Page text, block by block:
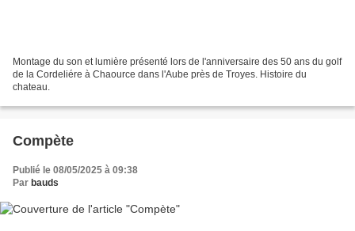
Montage du son et lumière présenté lors de l'anniversaire des 50 ans du golf
de la Cordeliére à Chaource dans l'Aube près de Troyes. Histoire du
chateau.
Compète
Publié le 08/05/2025 à 09:38
Par bauds